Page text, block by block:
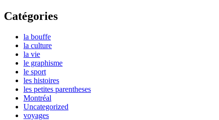
Catégories
la bouffe
la culture
la vie
le graphisme
le sport
les histoires
les petites parentheses
Montréal
Uncategorized
voyages